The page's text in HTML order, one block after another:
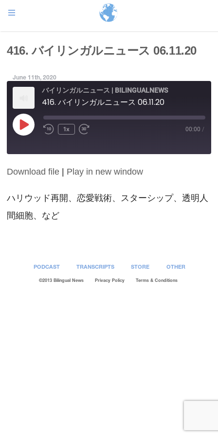
416. バイリンガルニュース 06.11.20
June 11th, 2020
バイリンガルニュース | BILINGUALNEWS
416. バイリンガルニュース 06.11.20
Play
Episode
1x 00:00 /
SHARE
LINK
EMBED
Download file Play in new window
ハリウッド再開、恋愛戦術、スターシップ、透明人
間細胞、など
PODCAST TRANSCRIPTS STORE OTHER
©2013 Bilingual News Privacy Policy Terms & Conditions